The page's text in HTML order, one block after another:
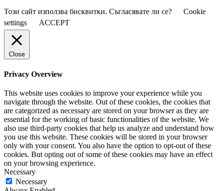
Този сайт използва бисквитки. Съгласявате ли се?
Cookie
settings
ACCEPT
Close
Privacy Overview
This website uses cookies to improve your experience while you
navigate through the website. Out of these cookies, the cookies that
are categorized as necessary are stored on your browser as they are
essential for the working of basic functionalities of the website. We
also use third-party cookies that help us analyze and understand how
you use this website. These cookies will be stored in your browser
only with your consent. You also have the option to opt-out of these
cookies. But opting out of some of these cookies may have an effect
on your browsing experience.
Necessary
Necessary